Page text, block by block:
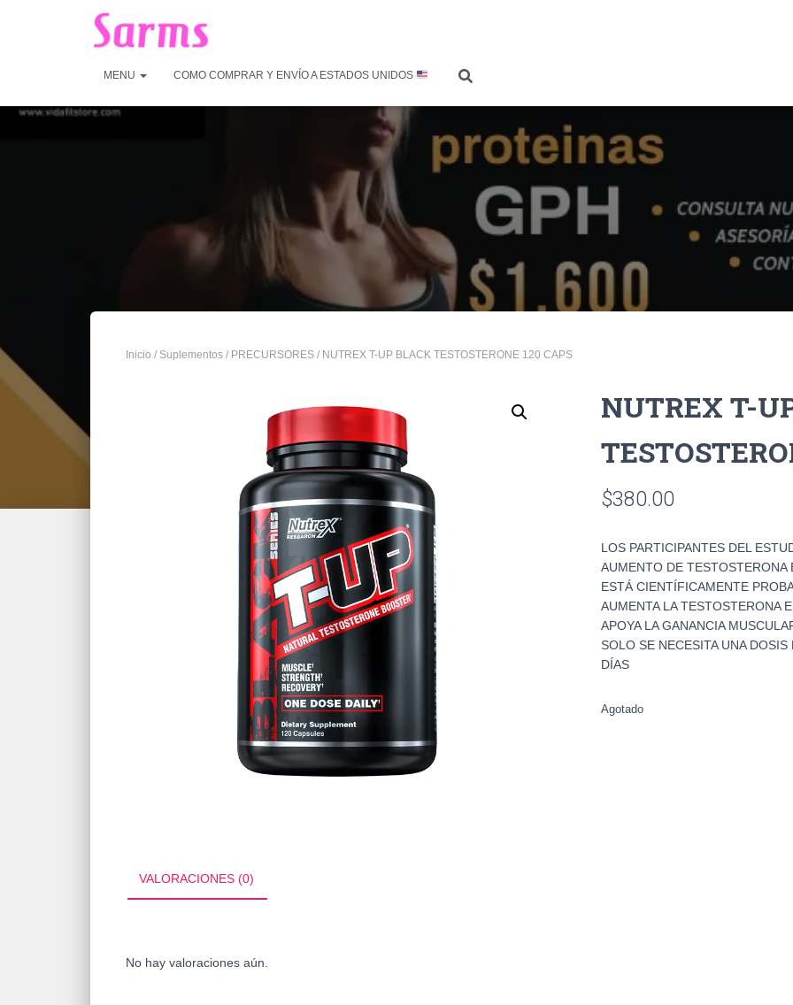
MENU COMO COMPRAR Y ENVÍO A ESTADOS UNIDOS
Inicio / Suplementos / PRECURSORES / NUTREX T-UP BLACK TESTOSTERONE 120 CAPS
NUTREX T-
$380.00
LOS PARTICIPANTES DEL
AUMENTO DE TESTOSTERONA
ESTÁ CIENTÍFICAMENTE
AUMENTA LA TESTOSTERONA
APOYA LA GANANCIA
SOLO SE NECESITA UNA
DÍAS
Agotado
VALORACIONES (0)
No hay valoraciones aún.